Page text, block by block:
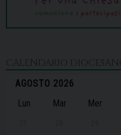
CALENDARIO DIOCESANO
AGOSTO 2026
Lun Mar Mer